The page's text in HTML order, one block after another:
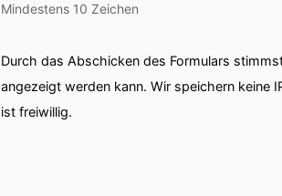
Mindestens 10 Zeichen
Durch das Abschicken des Formulars
angezeigt werden kann. Wir speichern keine
ist freiwillig.